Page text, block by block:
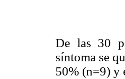
De las 30
síntoma se
50% (n=9) y